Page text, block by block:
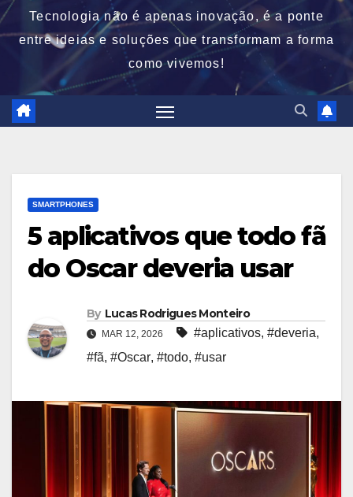
Tecnologia não é apenas inovação, é a ponte
entre ideias e soluções que transformam a forma
como vivemos!
SMARTPHONES
5 aplicativos que todo fã
do Oscar deveria usar
By Lucas Rodrigues Monteiro
MAR 12, 2026 #aplicativos, #deveria,
#fã, #Oscar, #todo, #usar